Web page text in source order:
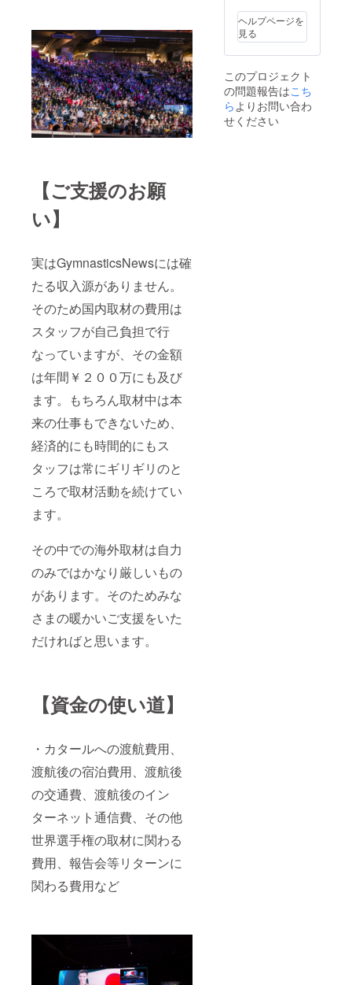
【ご支援のお願
い】
実はGymnasticsNewsには確
たる収入源がありません。
そのため国内取材の費用は
スタッフが自己負担で行
なっていますが、その金額
は年間￥２００万にも及び
ます。もちろん取材中は本
来の仕事もできないため、
経済的にも時間的にもス
タッフは常にギリギリのと
ころで取材活動を続けてい
ます。
その中での海外取材は自力
のみではかなり厳しいもの
があります。そのためみな
さまの暖かいご支援をいた
だければと思います。
【資金の使い道】
・カタールへの渡航費用、
渡航後の宿泊費用、渡航後
の交通費、渡航後のイン
ターネット通信費、その他
世界選手権の取材に関わる
費用、報告会等リターンに
関わる費用など
合いいただ
き、皆様に
育てていた
だけれ
ば・・・と
考えており
ます。
ントに
参加い
ただけ
ない場
ベント
内容を
録画し
た動画
を提供
ジナル
グッズ
特典付
き） ・
12月〜
2019年
2月の間
に東京
都内に
ヘルプページを
見る
このプロジェクト
の問題報告はこち
らよりお問い合わ
せください